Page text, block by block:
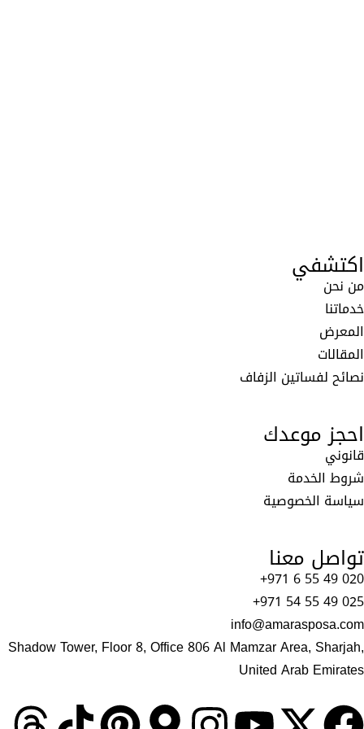
اكتشفي
من نحن
خدماتنا
المعرض
المقالات
نصائح لفساتين الزفاف
احجز موعدك
قانوني
شروط الخدمة
سياسة الخصوصية
تواصل معنا
+971 6 55 49 020
+971 54 55 49 025
info@amarasposa.com
Shadow Tower, Floor 8, Office 806 Al Mamzar Area, Sharjah,
United Arab Emirates